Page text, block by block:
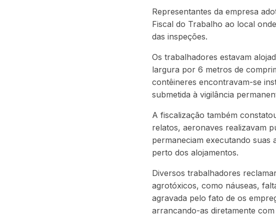
Representantes da empresa
Fiscal do Trabalho ao local
das inspeções.
Os trabalhadores estavam
largura por 6 metros de
contêineres encontravam-se
submetida à vigilância
A fiscalização também
relatos, aeronaves realizavam
permaneciam executando suas
perto dos alojamentos.
Diversos trabalhadores
agrotóxicos, como náuseas,
agravada pelo fato de os
arrancando-as diretamente